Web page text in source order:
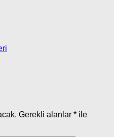
Gerekli alanlar * ile